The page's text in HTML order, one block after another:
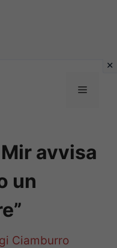
Menu
avvisa
un
Ciamburro